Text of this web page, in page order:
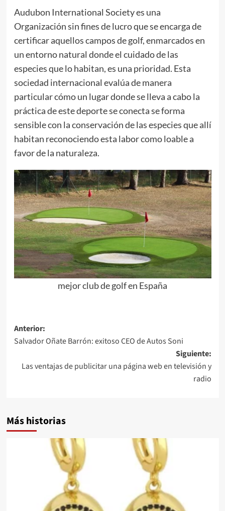
Audubon International Society es una
Organización sin fines de lucro que se encarga de
certificar aquellos campos de golf, enmarcados en
un entorno natural donde el cuidado de las
especies que lo habitan, es una prioridad. Esta
sociedad internacional evalúa de manera
particular cómo un lugar donde se lleva a cabo la
práctica de este deporte se conecta se forma
sensible con la conservación de las especies que allí
habitan reconociendo esta labor como loable a
favor de la naturaleza.
mejor club de golf en España
Navegación
de
entradas
Anterior:
Salvador Oñate Barrón: exitoso CEO de Autos Soni
Siguiente:
Las ventajas de publicitar una página web en televisión y
radio
Más historias